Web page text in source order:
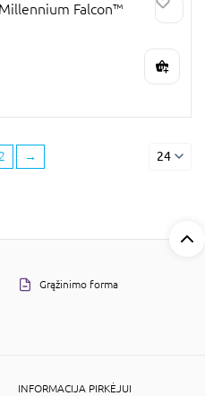
Falcon™
2 → 24
Grąžinimo forma
INFORMACIJA PIRKĖJUI